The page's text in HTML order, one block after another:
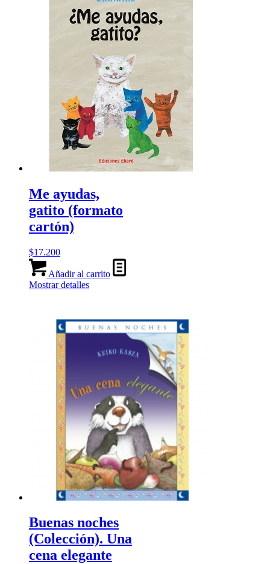
Me ayudas,
gatito (formato
cartón)
$17.200
Añadir al carrito
Mostrar detalles
Buenas noches
(Colección). Una
cena elegante